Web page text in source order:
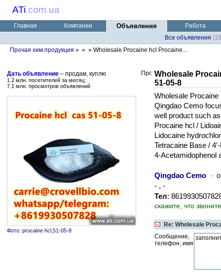
ATi.com.ua
Главная Компании Объявления
Работа
Все объявления
Прочая хим.продукция » » » Wholesale Procaine hcl Procaine...
Дать объявление – продам, куплю
1.2 млн. посетителей за месяц:
7.1 млн. просмотров объявлений
Фото: procaine hcl,51-05-8
Wholesale
51-05-8
Wholesale
Qingdao Cemo
well product such
Procaine hcl /
Lidocaine
Tetracaine Base /
4-Acetamidophenol
Qingdao Cemo -
- , -
Тел:
скажите, что
Re: Wholesale
Сообщение,
телефон, имя